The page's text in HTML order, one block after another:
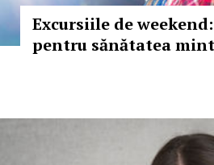
Excursiile de
pentru sănătatea